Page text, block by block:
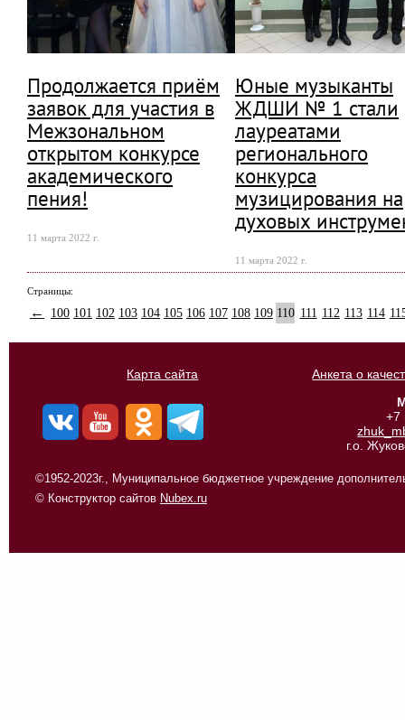
Продолжается приём
заявок для участия в
Межзональном
открытом конкурсе
академического
пения!
11 марта 2022 г.
Юные музыканты
ЖДШИ № 1 стали
лауреатами
регионального
конкурса
музицирования на
духовых
11 марта 2022 г.
Страницы:
← 100 101 102 103 104 105 106 107 108 109 110 111 112 113 114
Карта сайта
Анкета о
+7
г.о.
©1952-2023г., Муниципальное бюджетное учреждение
© Конструктор сайтов Nubex.ru